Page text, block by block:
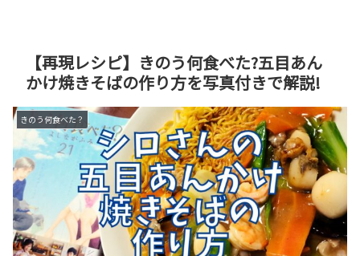
【再現レシピ】きのう何食べた?五目あん
かけ焼きそばの作り方を写真付きで解説!
きのう何食べた？